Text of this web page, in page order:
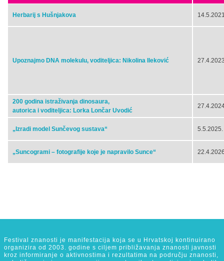
Herbarij s Hušnjakova
Upoznajmo DNA molekulu, voditeljica: Nikolina Ileković
200 godina istraživanja dinosaura,
autorica i voditeljica: Lorka Lončar Uvodić
„Izradi model Sunčevog sustava“ 5.5.2025.
„Suncogrami – fotografije koje je napravilo Sunce“
Festival znanosti je manifestacija koja se u Hrvatskoj kontinuirano
organizira od 2003. godine s ciljem približavanja znanosti javnosti
kroz informiranje o aktivnostima i rezultatima na području znanosti,